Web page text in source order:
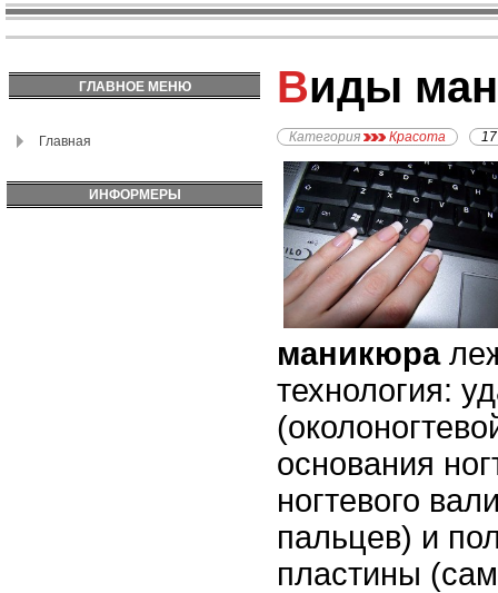
ГЛАВНОЕ МЕНЮ
Главная
ИНФОРМЕРЫ
Виды
Категория Красота
маникюра
технология:
основания
ногтевого
пальцев) и
пластины